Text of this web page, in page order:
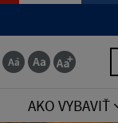
AKO VYBAVIŤ